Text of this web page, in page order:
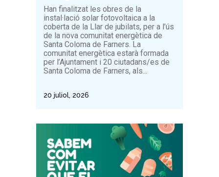
Han finalitzat les obres de la
instal·lació solar fotovoltaica a la
coberta de la Llar de jubilats, per a l’ús
de la nova comunitat energètica de
Santa Coloma de Farners. La
comunitat energètica estarà formada
per l’Ajuntament i 20 ciutadans/es de
Santa Coloma de Farners, als...
20 juliol, 2026